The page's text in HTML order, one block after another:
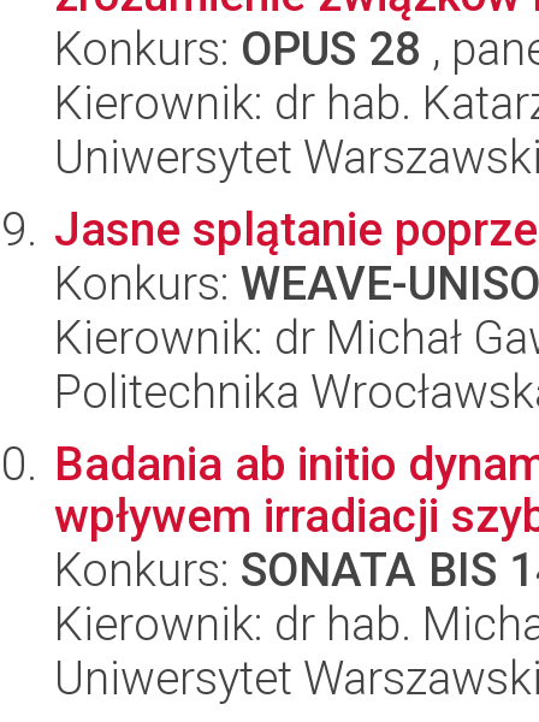
Konkurs: OPUS 28 ,
Kierownik: dr hab.
Uniwersytet
Jasne splątanie
Konkurs: WEAVE-
Kierownik: dr Michał
Politechnika
Badania ab initio
wpływem irradiacji
Konkurs: SONATA BIS
Kierownik: dr hab.
Uniwersytet